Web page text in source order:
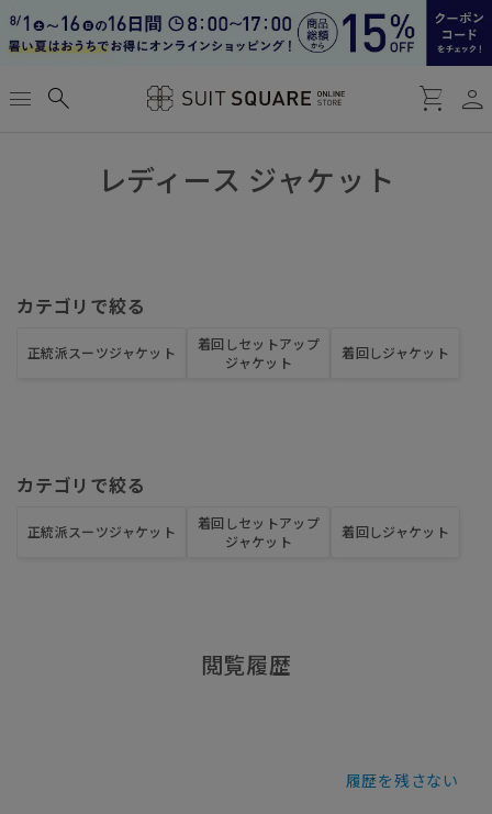
menu search shopping_cart person
レディース ジャケット
カテゴリで絞る
正統派スーツジャケット
着回しセットアップ
ジャケット
着回しジャケット
カテゴリで絞る
正統派スーツジャケット
着回しセットアップ
ジャケット
着回しジャケット
閲覧履歴
履歴を残さない